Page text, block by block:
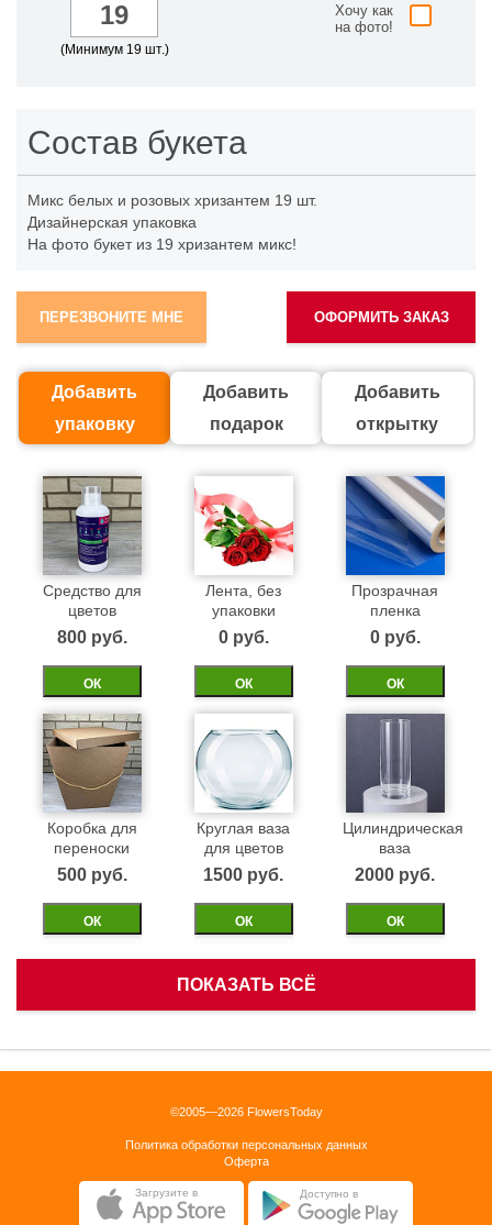
(Минимум 19 шт.)
Хочу как
на фото!
Состав букета
Микс белых и розовых хризантем 19 шт.
Дизайнерская упаковка
На фото букет из 19 хризантем микс!
ОФОРМИТЬ ЗАКАЗ
ПЕРЕЗВОНИТЕ МНЕ
Добавить
упаковку
Добавить
подарок
Добавить
открытку
Средство для
цветов
800 pуб.
ОК
Лента, без
упаковки
0 pуб.
ОК
Прозрачная
пленка
0 pуб.
ОК
Коробка для
переноски
500 pуб.
ОК
Круглая ваза
для цветов
1500 pуб.
ОК
Цилиндрическая
ваза
2000 pуб.
ОК
коробка 40см
ОК ОК
ПОКАЗАТЬ ВСЁ
©2005—2026 FlowersToday
Политика обработки персональных данных
Оферта
Загрузите в Доступно в